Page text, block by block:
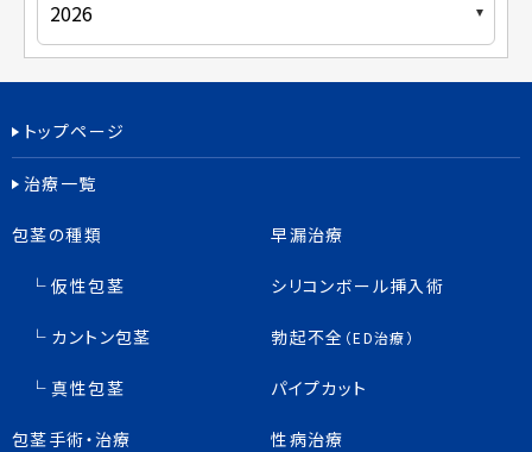
トップページ
治療一覧
包茎の種類
仮性包茎
カントン包茎
真性包茎
包茎手術・治療
早漏治療
シリコンボール挿入術
勃起不全 （ED治療）
パイプカット
性病治療